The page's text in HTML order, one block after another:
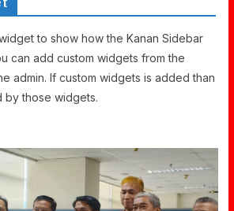
to show how the Kanan Sidebar
can add custom widgets from the
admin. If custom widgets is added than
by those widgets.